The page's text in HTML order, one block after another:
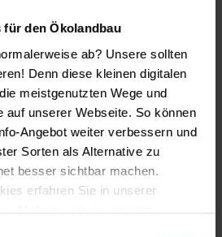
für den Ökolandbau
ab? Unsere sollten
Denn diese kleinen digitalen
meistgenutzten Wege und
auf unserer Webseite. So können
Angebot weiter verbessern und
Sorten als Alternative zu
besser sichtbar machen.
erfahren Sie in unserer
. Mehr zu uns in unserem